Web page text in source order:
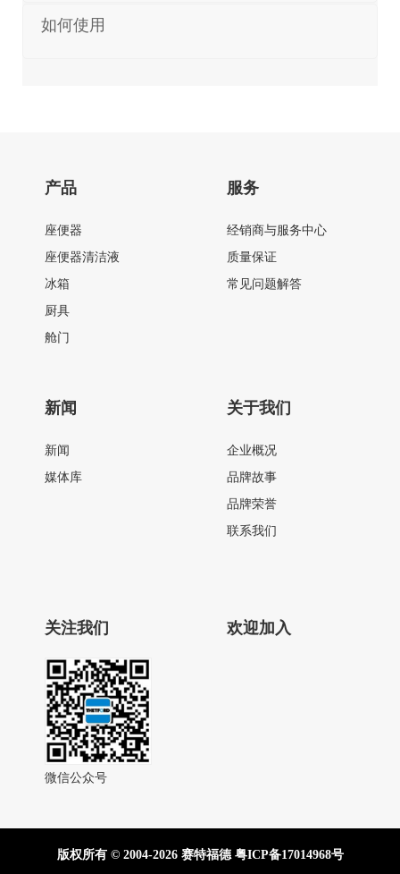
如何使用
产品
座便器
座便器清洁液
冰箱
厨具
舱门
服务
经销商与服务中心
质量保证
常见问题解答
新闻
新闻
媒体库
关于我们
企业概况
品牌故事
品牌荣誉
联系我们
关注我们
微信公众号
欢迎加入
版权所有 © 2004-2026 赛特福德 粤ICP备17014968号